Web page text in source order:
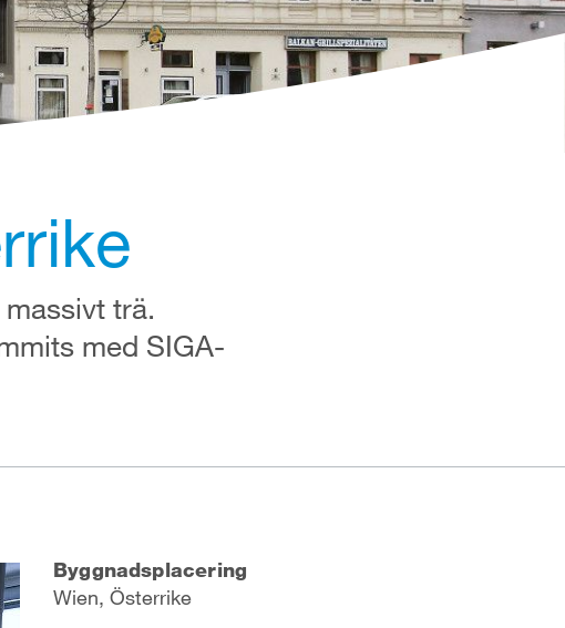
trä.
med SIGA-
Byggnadsplacering
Wien, Österrike